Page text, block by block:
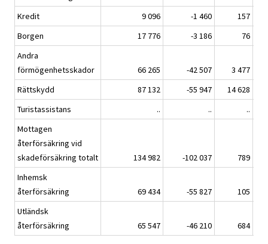
Kredit
9 096 -1 460
157
Borgen
17 776 -3 186
76
Andra
förmögenhetsskador
66 265 -42 507
3 477
Rättskydd
87 132 -55 947
14 628
Turistassistans
.. ..
..
Mottagen
återförsäkring vid
skadeförsäkring totalt
134 982 -102 037
789
Inhemsk
återförsäkring
69 434 -55 827
105
Utländsk
återförsäkring
65 547 -46 210 684